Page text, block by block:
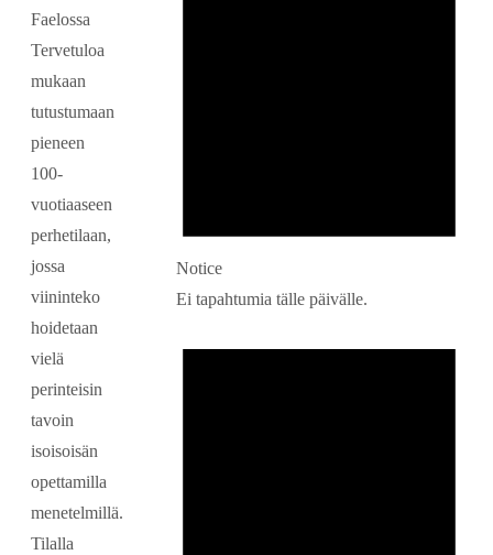
Faelossa
Tervetuloa
mukaan
tutustumaan
pieneen
100-
vuotiaaseen
perhetilaan,
jossa
viininteko
hoidetaan
vielä
perinteisin
tavoin
isoisoisän
opettamilla
menetelmillä.
Tilalla
Notice
Ei tapahtumia tälle päivälle.